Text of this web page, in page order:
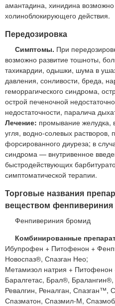
амантадина, хинидина
холиноблокирующего действия.
Передозировка
Симптомы. При
возможно развитие тошноты,
тахикардии, одышки, шума в
давления, сонливости, бреда,
геморрагического синдрома,
острой печеночной
недостаточности, паралича
Лечение: промывание желудка,
угля, водно-солевых растворов,
форсированного диуреза; в
синдрома — внутривенное
быстродействующих
симптоматической терапии.
Торговые названия
веществом
Фенпивериния бромид
Комбинированные
Ибупрофен + Питофенон +
Новоспаз®, Спазган Нео;
Метамизол натрия +
Баралгетас, Брал®,
Ревалгин, Реналган, Спазган™,
Спазматон, Спазмил-М,